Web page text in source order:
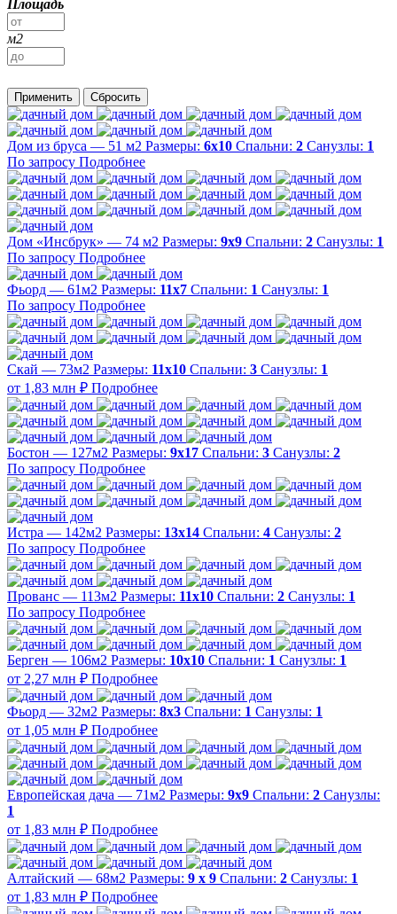
Площадь
м2
Применить Сбросить
Дом из бруса — 51 м2 Размеры: 6х10 Спальни: 2 Санузлы: 1
По запросу Подробнее
Дом «Инсбрук» — 74 м2 Размеры: 9х9 Спальни: 2 Санузлы: 1
По запросу Подробнее
Фьорд — 61м2 Размеры: 11х7 Спальни: 1 Санузлы: 1
По запросу Подробнее
Скай — 73м2 Размеры: 11х10 Спальни: 3 Санузлы: 1
от 1,83 млн ₽ Подробнее
Бостон — 127м2 Размеры: 9х17 Спальни: 3 Санузлы: 2
По запросу Подробнее
Истра — 142м2 Размеры: 13х14 Спальни: 4 Санузлы: 2
По запросу Подробнее
Прованс — 113м2 Размеры: 11х10 Спальни: 2 Санузлы: 1
По запросу Подробнее
Берген — 106м2 Размеры: 10х10 Спальни: 1 Санузлы: 1
от 2,27 млн ₽ Подробнее
Фьорд — 32м2 Размеры: 8х3 Спальни: 1 Санузлы: 1
от 1,05 млн ₽ Подробнее
Европейская дача — 71м2 Размеры: 9х9 Спальни: 2 Санузлы:
1
от 1,83 млн ₽ Подробнее
Алтайский — 68м2 Размеры: 9 х 9 Спальни: 2 Санузлы: 1
от 1,83 млн ₽ Подробнее